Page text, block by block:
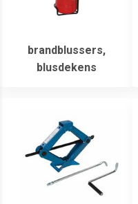
brandblussers,
blusdekens